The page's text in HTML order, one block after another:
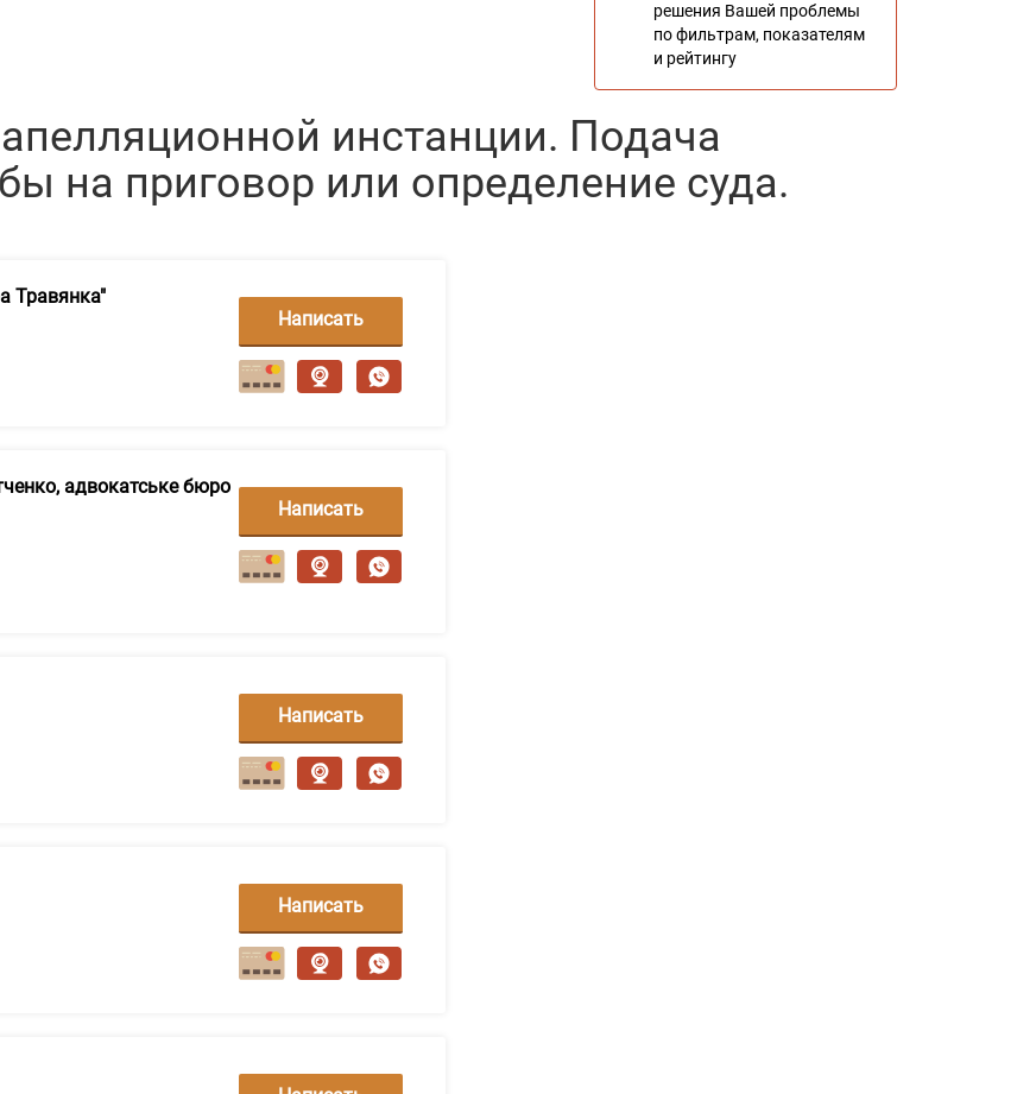
решения Вашей проблемы
по фильтрам, показателям
и рейтингу
инстанции. Подача
на приговор или определение суда.
Травянка"
Написать
сообщение
адвокатське бюро
Написать
сообщение
Написать
сообщение
Написать
сообщение